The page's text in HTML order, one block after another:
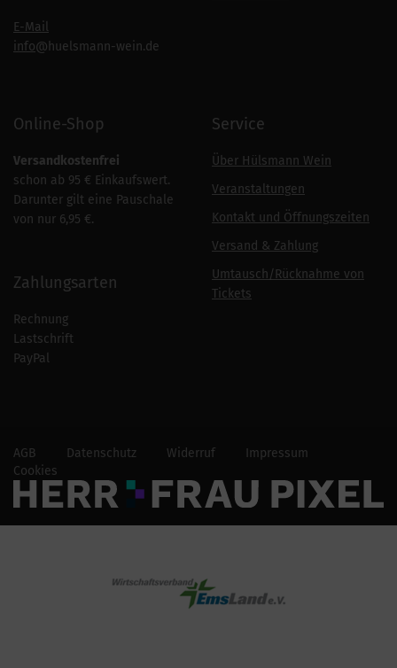
E-Mail
info@huelsmann-wein.de
Online-Shop
Versandkostenfrei
schon ab 95 € Einkaufswert.
Darunter gilt eine Pauschale
von nur 6,95 €.
Zahlungsarten
Rechnung
Lastschrift
PayPal
Service
Über Hülsmann Wein
Veranstaltungen
Kontakt und Öffnungszeiten
Versand & Zahlung
Umtausch/Rücknahme von
Tickets
AGB Datenschutz Widerruf
Impressum
Cookies